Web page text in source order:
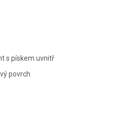
s pískem uvnitř
povrch